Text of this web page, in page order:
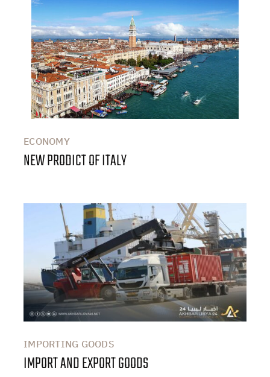
ECONOMY
NEW PRODICT OF ITALY
IMPORTING GOODS
IMPORT AND EXPORT GOODS